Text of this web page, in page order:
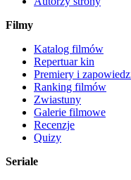
Filmy
Katalog filmów
Repertuar kin
Premiery i
Ranking filmów
Zwiastuny
Galerie filmowe
Recenzje
Quizy
Seriale